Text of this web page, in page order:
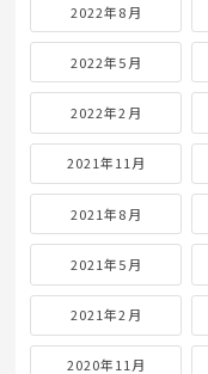
2022年8月
2022年5月
2022年2月
2021年11月
2021年8月
2021年5月
2021年2月
2020年11月